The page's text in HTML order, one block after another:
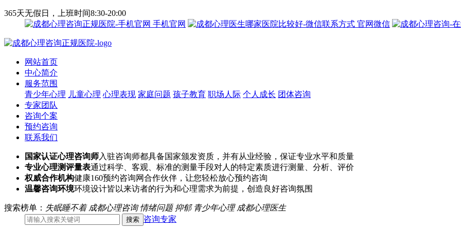
365天无假日，上班时间8:30-20:00
手机官网
官网微信
网站首页
中心简介
服务范围
青少年心理 儿童心理 心理表现 家庭问题 孩子教育 职场人际 个人成长 团体咨询
专家团队
咨询个案
预约咨询
联系我们
国家认证心理咨询师入驻咨询师都具备国家颁发资质，并有从业经验，保证专业水平和质量
专业心理测评量表通过科学、客观、标准的测量手段对人的特定素质进行测量、分析、评价
权威合作机构健康160预约咨询网合作伙伴，让您轻松放心预约咨询
温馨咨询环境环境设计皆以来访者的行为和心理需求为前提，创造良好咨询氛围
搜索榜单： 失眠睡不着 成都心理咨询 情绪问题 抑郁 青少年心理 成都心理医生
咨询专家